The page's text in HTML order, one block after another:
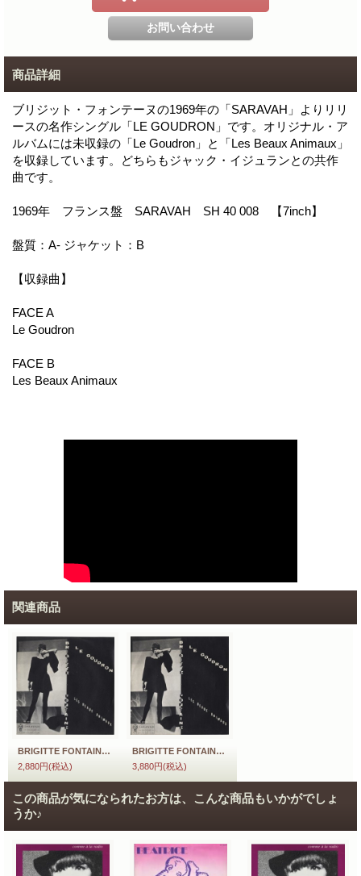
商品詳細
ブリジット・フォンテーヌの1969年の「SARAVAH」よりリリ
ースの名作シングル「LE GOUDRON」です。オリジナル・ア
ルバムには未収録の「Le Goudron」と「Les Beaux Animaux」
を収録しています。どちらもジャック・イジュランとの共作
曲です。
1969年 フランス盤 SARAVAH SH 40 008 【7inch】
盤質：A- ジャケット：B
【収録曲】
FACE A
Le Goudron
FACE B
Les Beaux Animaux
関連商品
BRIGITTE FONTAINE / LE GOUDRON 【7inch】 FRANCE盤 SARAVAH
2,880円(税込)
BRIGITTE FONTAINE / LE GOUDRON 【7inch】 FRANCE ORG. SARAVAH
3,880円(税込)
この商品が気になられたお方は、こんな商品もいかがでしょ
うか♪